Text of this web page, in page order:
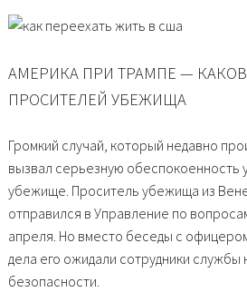
АМЕРИКА ПРИ ТРАМПЕ —
ПРОСИТЕЛЕЙ УБЕЖИЩА
Громкий случай, который недавно
вызвал серьезную обеспокоенность
убежище. Проситель убежища из
отправился в Управление по
апреля. Но вместо беседы с
дела его ожидали сотрудники службы
безопасности.